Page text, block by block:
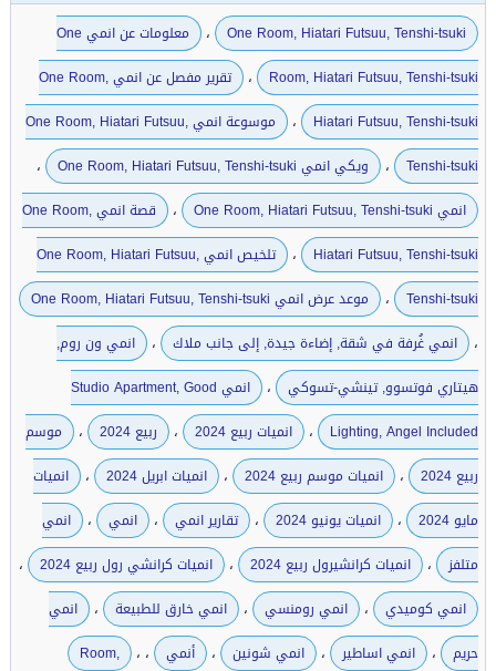
One Room, Hiatari Futsuu, Tenshi-tsuki
،
معلومات عن انمي One
Room, Hiatari Futsuu, Tenshi-tsuki
،
تقرير مفصل عن انمي One Room,
Hiatari Futsuu, Tenshi-tsuki
،
موسوعة انمي One Room, Hiatari Futsuu,
Tenshi-tsuki
، ويكي انمي One Room, Hiatari Futsuu, Tenshi-tsuki ،
انمي One Room, Hiatari Futsuu, Tenshi-tsuki ،
قصة انمي One Room,
Hiatari Futsuu, Tenshi-tsuki
،
تلخيص انمي One Room, Hiatari Futsuu,
Tenshi-tsuki
، موعد عرض انمي One Room, Hiatari Futsuu, Tenshi-tsuki
، انمي غُرفة في شقة, إضاءة جيدة, إلى جانب ملاك ،
انمي ون روم,
هيتاري فوتسوو, تينشي-تسوكي
،
انمي Studio Apartment, Good
Lighting, Angel Included
، انميات ربيع 2024 ، ربيع 2024 ،
موسم
ربيع 2024
، انميات موسم ربيع 2024 ، انميات ابريل 2024 ،
انميات
مايو 2024
، انميات يونيو 2024 ، تقارير انمي ، انمي ،
انمي
متلفز
، انميات كرانشيرول ربيع 2024 ، انميات كرانشي رول ربيع 2024 ،
انمي كوميدي ، انمي رومنسي ، انمي خارق للطبيعة ،
انمي
حريم
، انمي اساطير ، انمي شونين ، أنمي ، Room, ،